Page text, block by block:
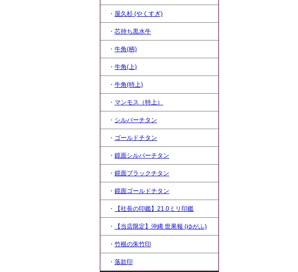
・ 屋久杉 (やくすぎ)
・ 芯持ち黒水牛
・ 牛角(柄)
・ 牛角(上)
・ 牛角(特上)
・ マンモス（特上）
・ シルバーチタン
・ ゴールドチタン
・ 鏡面シルバーチタン
・ 鏡面ブラックチタン
・ 鏡面ゴールドチタン
・ 【社長の印鑑】21.0ミリ印鑑
・ 【当店限定】沖縄 世果報 (ゆがふ)
・ 竹根の朱竹印
・ 落款印